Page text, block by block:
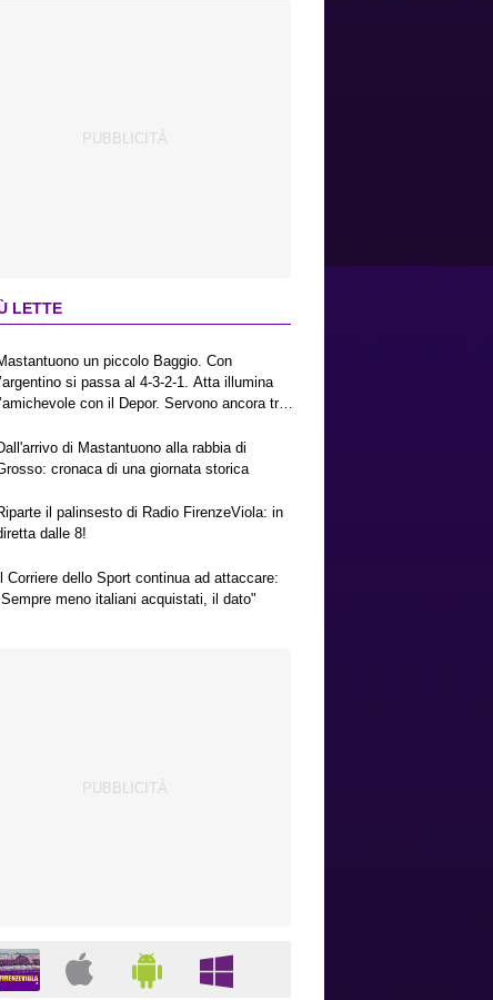
LETTE
un piccolo Baggio. Con
l’argentino si passa al 4-3-2-1. Atta illumina
l’amichevole con il Depor. Servono ancora tre
un finale senza vincitori
di Mastantuono alla rabbia di
cronaca di una giornata storica
il palinsesto di Radio FirenzeViola: in
dalle 8!
Corriere dello Sport continua ad attaccare:
meno italiani acquistati, il dato"